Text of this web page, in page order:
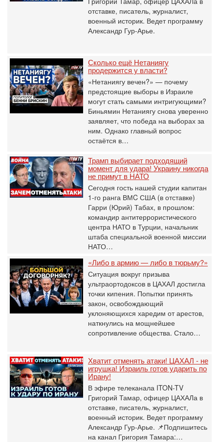
отставке, писатель, журналист,
военный историк. Ведет программу
Александр Гур-Арье.
Сколько ещё Нетаниягу
продержится у власти?
«Нетаниягу вечен?» — почему
предстоящие выборы в Израиле
могут стать самыми интригующими?
Биньямин Нетаниягу снова уверенно
заявляет, что победа на выборах за
ним. Однако главный вопрос
остаётся в…
Трамп выбирает подходящий
момент для удара! Украину никогда
не примут в НАТО
Сегодня гость нашей студии капитан
1-го ранга ВМC США (в отставке)
Гарри (Юрий) Табах, в прошлом:
командир антитеррористического
центра НАТО в Турции, начальник
штаба специальной военной миссии
НАТО…
«Либо в армию — либо в тюрьму?»
Ситуация вокруг призыва
ультраортодоксов в ЦАХАЛ достигла
точки кипения. Попытки принять
закон, освобождающий
уклоняющихся харедим от арестов,
наткнулись на мощнейшее
сопротивление общества. Стало…
Хватит отменять атаки! ЦАХАЛ - не
игрушка! Израиль готов ударить по
Ирану!
В эфире телеканала ITON-TV
Григорий Тамар, офицер ЦАХАЛа в
отставке, писатель, журналист,
военный историк. Ведет программу
Александр Гур-Арье. 📌Подпишитесь
на канал Григория Тамара:…